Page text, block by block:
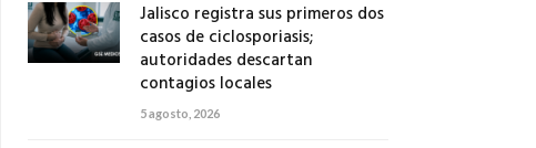
Jalisco registra sus primeros dos
casos de ciclosporiasis;
autoridades descartan
contagios locales
5 agosto, 2026